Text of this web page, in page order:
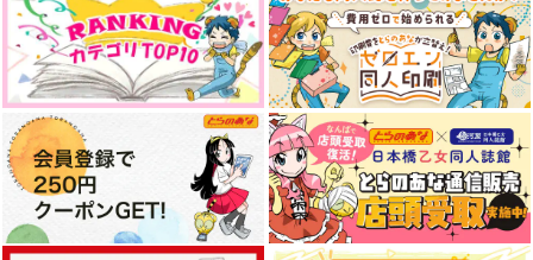
イチロクチェンジ！2
なきごと
787円（税込）
六年生
LDD2
ayukawa
418円（税込）
綾瀬川次郎
ぐだぐだインド育児戦
線2
寺
787円（税込）
ビーマ×ドゥリーヨダナ
A Blank Fairy Tale
よもやま文庫
専売 787円（税込）
Fate/Grand Order
オベロン×ぐだ子
サンプル
カート
雷霆神といっしょ
お林檎農家
専売 1,100円（税込）
Fate/Grand Order
インドラ×ぐだ子
サンプル
カート
赤狼より愛を込めて
シナノガワ
専売 787円（税込）
Fate/Grand Order
原田左之助×ぐだ子
サンプル
カート